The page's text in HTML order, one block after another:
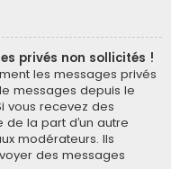
privés non sollicités !
les messages privés
messages depuis le
vous recevez des
la part d’un autre
modérateurs. Ils
des messages